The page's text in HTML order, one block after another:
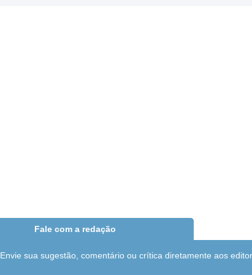
Fale com a redação
Envie sua sugestão, comentário ou crítica diretamente aos